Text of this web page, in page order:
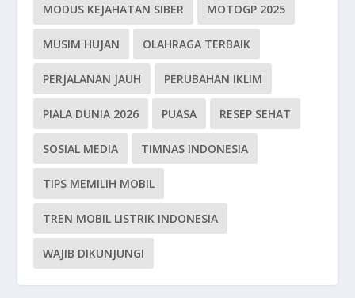
MODUS KEJAHATAN SIBER MOTOGP 2025
MUSIM HUJAN OLAHRAGA TERBAIK
PERJALANAN JAUH PERUBAHAN IKLIM
PIALA DUNIA 2026 PUASA RESEP SEHAT
SOSIAL MEDIA TIMNAS INDONESIA
TIPS MEMILIH MOBIL
TREN MOBIL LISTRIK INDONESIA
WAJIB DIKUNJUNGI